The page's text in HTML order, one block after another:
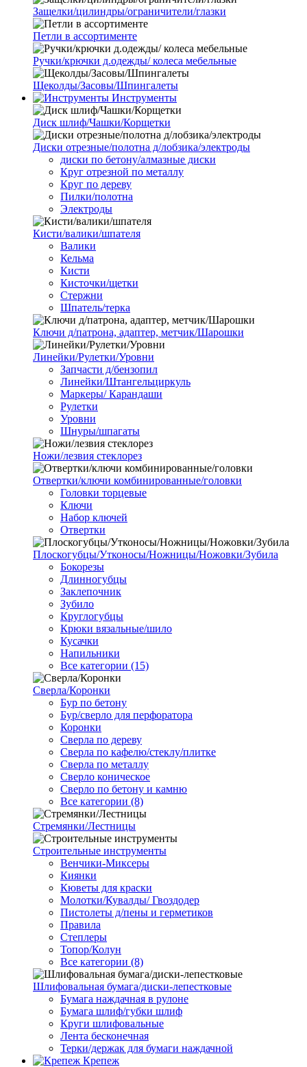
Защелки/цилиндры/ограничители/глазки
Петли в ассортименте
Ручки/крючки д.одежды/ колеса мебельные
Щеколды/Засовы/Шпингалеты
Инструменты
Диск шлиф/Чашки/Корщетки
Диски отрезные/полотна д/лобзика/электроды
диски по бетону/алмазные диски
Круг отрезной по металлу
Круг по дереву
Пилки/полотна
Электроды
Кисти/валики/шпателя
Валики
Кельма
Кисти
Кисточки/щетки
Стержни
Шпатель/терка
Ключи д/патрона, адаптер, метчик/Шарошки
Линейки/Рулетки/Уровни
Запчасти д/бензопил
Линейки/Штангельциркуль
Маркеры/ Карандаши
Рулетки
Уровни
Шнуры/шпагаты
Ножи/лезвия стеклорез
Отвертки/ключи комбинированные/головки
Головки торцевые
Ключи
Набор ключей
Отвертки
Плоскогубцы/Утконосы/Ножницы/Ножовки/Зубила
Бокорезы
Длинногубцы
Заклепочник
Зубило
Круглогубцы
Крюки вязальные/шило
Кусачки
Напильники
Все категории (15)
Сверла/Коронки
Бур по бетону
Бур/сверло для перфоратора
Коронки
Сверла по дереву
Сверла по кафелю/стеклу/плитке
Сверла по металлу
Сверло коническое
Сверло по бетону и камню
Все категории (8)
Стремянки/Лестницы
Строительные инструменты
Венчики-Миксеры
Киянки
Кюветы для краски
Молотки/Кувалды/ Гвоздодер
Пистолеты д/пены и герметиков
Правила
Степлеры
Топор/Колун
Все категории (8)
Шлифовальная бумага/диски-лепестковые
Бумага наждачная в рулоне
Бумага шлиф/губки шлиф
Круги шлифовальные
Лента бесконечная
Терки/держак для бумаги наждачной
Крепеж